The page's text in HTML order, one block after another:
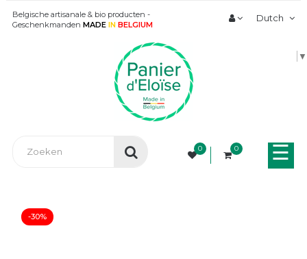
Belgische artisanale & bio producten -
Geschenkmanden MADE IN BELGIUM
Dutch
▼
0 0 ☰
-30%